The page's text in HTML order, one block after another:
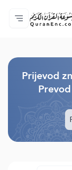
Početna
Sadržaj
Audio
Usluge
O
Jezik
Prijevod